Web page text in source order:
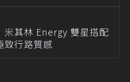
米其林 Energy 雙星搭配
致行路質感